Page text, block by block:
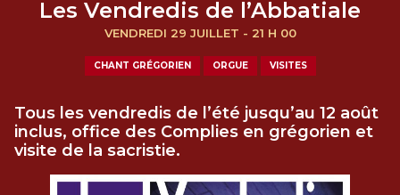
Les Vendredis de l’Abbatiale
VENDREDI 29 JUILLET - 21 H 00
CHANT GRÉGORIEN ORGUE VISITES
Tous les vendredis de l’été jusqu’au 12 août
inclus, office des Complies en grégorien et
visite de la sacristie.